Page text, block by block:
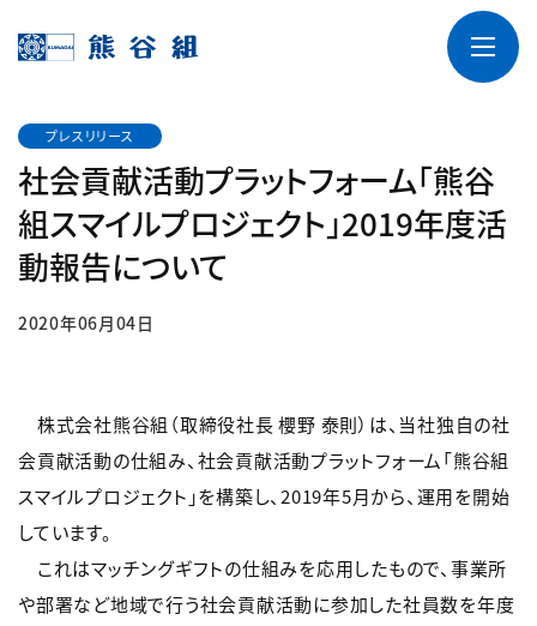
プレスリリース
社会貢献活動プラットフォーム「熊谷
組スマイルプロジェクト」2019年度活
動報告について
2020年06月04日
株式会社熊谷組（取締役社長 櫻野 泰則）は、当社独自の社
会貢献活動の仕組み、社会貢献活動プラットフォーム「熊谷組
スマイルプロジェクト」を構築し、2019年5月から、運用を開始
しています。
これはマッチングギフトの仕組みを応用したもので、事業所
や部署など地域で行う社会貢献活動に参加した社員数を年度